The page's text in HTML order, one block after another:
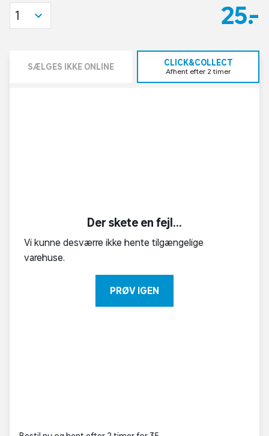
25,-
1
SÆLGES IKKE ONLINE CLICK&COLLECT
Afhent efter 2 timer
Der skete en fejl...
Vi kunne desværre ikke hente tilgængelige
varehuse.
PRØV IGEN